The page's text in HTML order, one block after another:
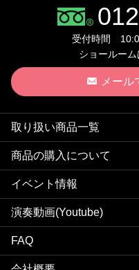
受付時間
ショールーム
メール
取り扱い商品一覧
商品の購入について
イベント情報
演奏動画(Youtube)
FAQ